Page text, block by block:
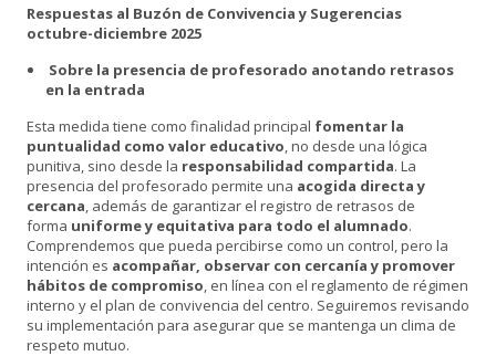
Respuestas al Buzón de Convivencia y Sugerencias
octubre-diciembre 2025
Sobre la presencia de profesorado anotando retrasos
en la entrada
Esta medida tiene como finalidad principal fomentar la
puntualidad como valor educativo, no desde una lógica
punitiva, sino desde la responsabilidad compartida. La
presencia del profesorado permite una acogida directa y
cercana, además de garantizar el registro de retrasos de
forma uniforme y equitativa para todo el alumnado.
Comprendemos que pueda percibirse como un control, pero la
intención es acompañar, observar con cercanía y promover
hábitos de compromiso, en línea con el reglamento de régimen
interno y el plan de convivencia del centro. Seguiremos revisando
su implementación para asegurar que se mantenga un clima de
respeto mutuo.